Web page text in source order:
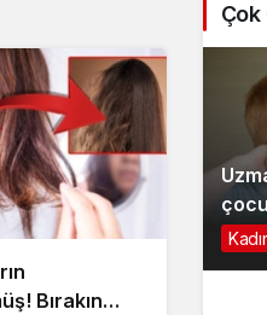
Bırakın
Çok